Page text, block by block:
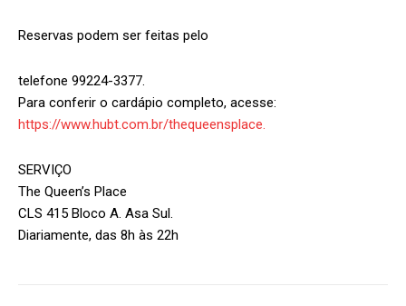
Reservas podem ser feitas pelo
telefone 99224-3377.
Para conferir o cardápio completo, acesse:
https://www.hubt.com.br/thequeensplace.
SERVIÇO
The Queen’s Place
CLS 415 Bloco A. Asa Sul.
Diariamente, das 8h às 22h